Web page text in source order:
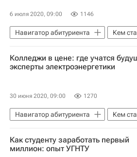
6 июля 2020, 09:00 1146
Навигатор абитуриента
Кем
Россия
Колледжи в цене: где учатся
эксперты электроэнергетики
30 июня 2020, 09:00 1270
Навигатор абитуриента
Кем
Россия
Как студенту заработать первый
миллион: опыт УГНТУ